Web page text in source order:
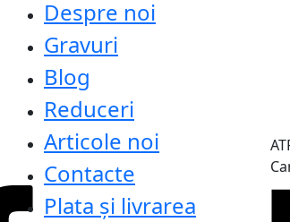
Despre noi
Gravuri
Blog
Reduceri
Articole noi
Contacte
Plata și livrarea